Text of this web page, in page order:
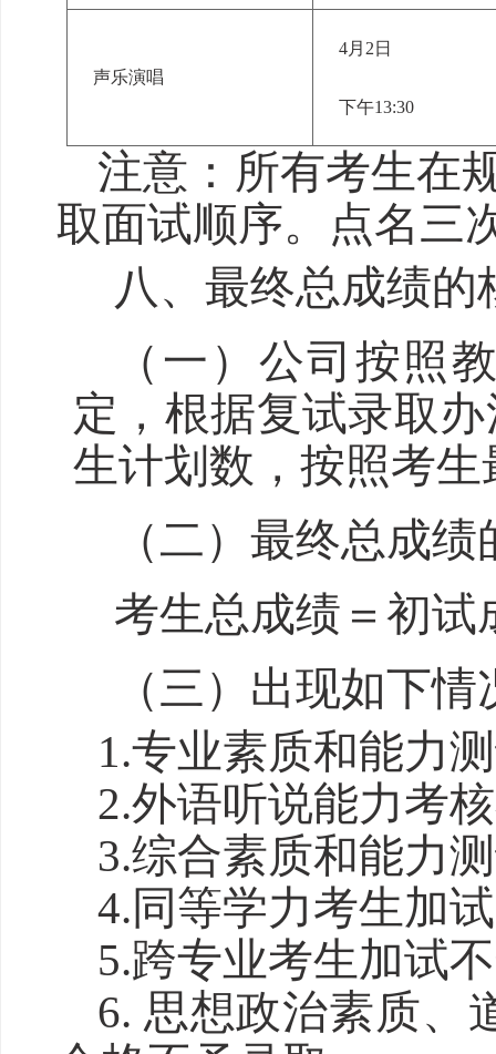
声乐演唱
4月2日
下午13:30
注意：所有考生在
取面试顺序。
点名三
八、最终总成绩的
（ 一 ） 公司按照
定，根据复试录取
生计划数，按照考
（二） 最终总成绩
考生总成绩＝初试
（三）出现如下
1.专业素质和能力
2.外语听说能力考
3.综合素质和能力
4.同等学力考生加
5.跨专业考生加试
6. 思想政治素质、